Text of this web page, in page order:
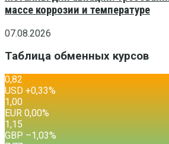
массе коррозии и температуре
07.08.2026
Таблица обменных курсов
0,82
USD +0,33%
1,00
EUR 0,00%
1,15
GBP –1,03%